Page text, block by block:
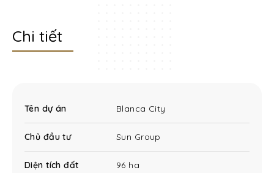
trân quý những giá trị vượt thời gian.
Chi tiết
Tên dự án Blanca City
Chủ đầu tư Sun Group
Diện tích đất 96 ha